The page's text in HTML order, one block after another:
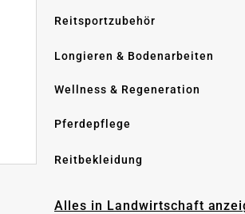
Reitsportzubehör
Longieren & Bodenarbeiten
Wellness & Regeneration
Pferdepflege
Reitbekleidung
Alles in Landwirtschaft